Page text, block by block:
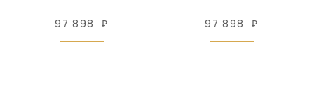
97 898 ₽ 97 898 ₽